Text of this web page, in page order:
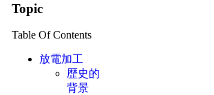
Topic
Table Of Contents
放電加工
歴史的
背景